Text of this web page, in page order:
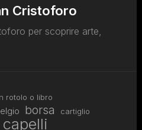
Cristoforo
per scoprire arte,
rotolo o libro
borsa cartiglio